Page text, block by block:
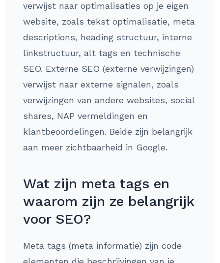
verwijst naar optimalisaties op je eigen
website, zoals tekst optimalisatie, meta
descriptions, heading structuur, interne
linkstructuur, alt tags en technische
SEO. Externe SEO (externe verwijzingen)
verwijst naar externe signalen, zoals
verwijzingen van andere websites, social
shares, NAP vermeldingen en
klantbeoordelingen. Beide zijn belangrijk
aan meer zichtbaarheid in Google.
Wat zijn meta tags en
waarom zijn ze belangrijk
voor SEO?
Meta tags (meta informatie) zijn code